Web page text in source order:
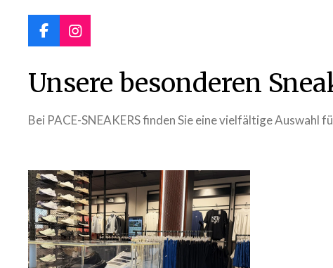
F
a
e
b
o
I
n
t
a
r
Unsere besonderen
Bei PACE-SNEAKERS finden Sie eine vielfältige Auswahl